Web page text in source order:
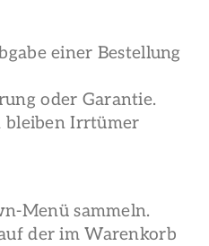
einer Bestellung
oder Garantie.
bleiben Irrtümer
Menü sammeln.
der im Warenkorb